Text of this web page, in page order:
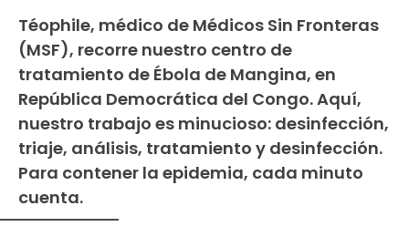
Téophile, médico de Médicos Sin Fronteras
(MSF), recorre nuestro centro de
tratamiento de Ébola de Mangina, en
República Democrática del Congo. Aquí,
nuestro trabajo es minucioso: desinfección,
triaje, análisis, tratamiento y desinfección.
Para contener la epidemia, cada minuto
cuenta.